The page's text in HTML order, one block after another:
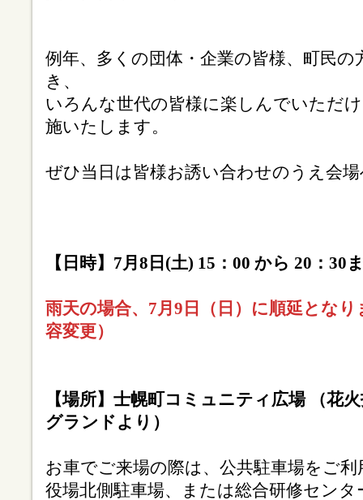
例年、多くの団体・企業の皆様、町民
き、
いろんな世代の皆様に楽しんでいただ
施いたします。
ぜひ当日は皆様お誘い合わせのうえ会
【日時】7月8日(土) 15：00 から 20：30
雨天の場合、7月9日（日）に順延とな
容変更）
【場所】士幌町コミュニティ広場 （花
グランドより）
お車でご来場の際は、公共駐車場をご
役場北側駐車場、または総合研修セン